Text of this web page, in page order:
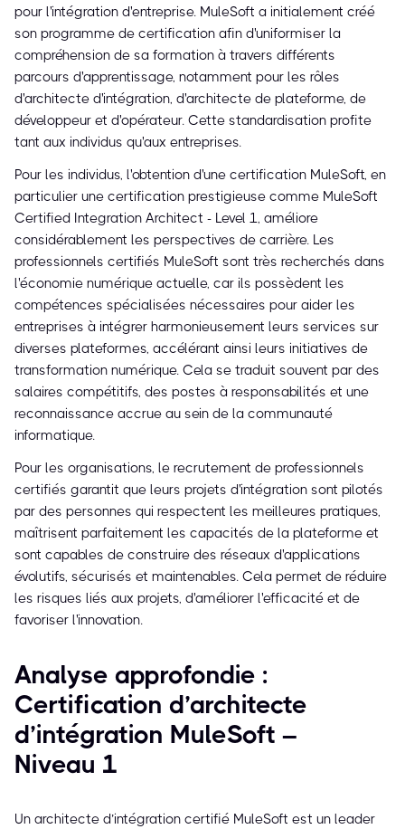
pour l'intégration d'entreprise. MuleSoft a initialement créé
son programme de certification afin d'uniformiser la
compréhension de sa formation à travers différents
parcours d'apprentissage, notamment pour les rôles
d'architecte d'intégration, d'architecte de plateforme, de
développeur et d'opérateur. Cette standardisation profite
tant aux individus qu'aux entreprises.
Pour les individus, l'obtention d'une certification MuleSoft, en
particulier une certification prestigieuse comme MuleSoft
Certified Integration Architect - Level 1, améliore
considérablement les perspectives de carrière. Les
professionnels certifiés MuleSoft sont très recherchés dans
l'économie numérique actuelle, car ils possèdent les
compétences spécialisées nécessaires pour aider les
entreprises à intégrer harmonieusement leurs services sur
diverses plateformes, accélérant ainsi leurs initiatives de
transformation numérique. Cela se traduit souvent par des
salaires compétitifs, des postes à responsabilités et une
reconnaissance accrue au sein de la communauté
informatique.
Pour les organisations, le recrutement de professionnels
certifiés garantit que leurs projets d'intégration sont pilotés
par des personnes qui respectent les meilleures pratiques,
maîtrisent parfaitement les capacités de la plateforme et
sont capables de construire des réseaux d'applications
évolutifs, sécurisés et maintenables. Cela permet de réduire
les risques liés aux projets, d'améliorer l'efficacité et de
favoriser l'innovation.
Analyse approfondie :
Certification d’architecte
d’intégration MuleSoft –
Niveau 1
Un architecte d’intégration certifié MuleSoft est un leader